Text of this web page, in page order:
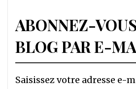
ABONNEZ-
BLOG PAR E-
Saisissez votre adresse e-